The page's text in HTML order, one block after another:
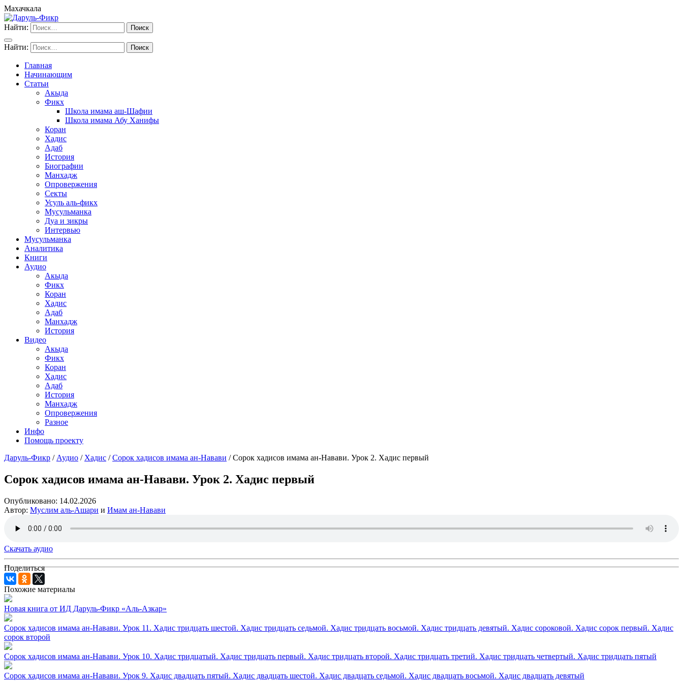
Махачкала
Найти:
Найти:
Главная
Начинающим
Статьи
Акыда
Фикх
Школа имама аш-Шафии
Школа имама Абу Ханифы
Коран
Хадис
Адаб
История
Биографии
Манхадж
Опровержения
Секты
Усуль аль-фикх
Мусульманка
Дуа и зикры
Интервью
Мусульманка
Аналитика
Книги
Аудио
Акыда
Фикх
Коран
Хадис
Адаб
Манхадж
История
Видео
Акыда
Фикх
Коран
Хадис
Адаб
История
Манхадж
Опровержения
Разное
Инфо
Помощь проекту
Даруль-Фикр / Аудио / Хадис /Сорок хадисов имама ан-Навави /Сорок хадисов имама ан-Навави. Урок 2. Хадис первый
Сорок хадисов имама ан-Навави. Урок 2. Хадис первый
Опубликовано: 14.02.2026
Автор: Муслим аль-Ашари и Имам ан-Навави
Скачать аудио
Поделиться
Похожие материалы
Новая книга от ИД Даруль-Фикр «Аль-Азкар»
Сорок хадисов имама ан-Навави. Урок 11. Хадис тридцать шестой. Хадис тридцать седьмой. Хадис тридцать восьмой. Хадис тридцать девятый. Хадис сороковой. Хадис сорок первый. Хадис
сорок второй
Сорок хадисов имама ан-Навави. Урок 10. Хадис тридцатый. Хадис тридцать первый. Хадис тридцать второй. Хадис тридцать третий. Хадис тридцать четвертый. Хадис тридцать пятый
Сорок хадисов имама ан-Навави. Урок 9. Хадис двадцать пятый. Хадис двадцать шестой. Хадис двадцать седьмой. Хадис двадцать восьмой. Хадис двадцать девятый